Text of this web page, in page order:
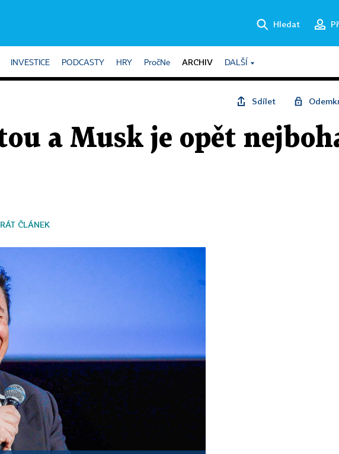
Hledat
INVESTICE PODCASTY HRY PročNe ARCHIV DALŠÍ
Sdílet
a Musk je opět
ČLÁNEK